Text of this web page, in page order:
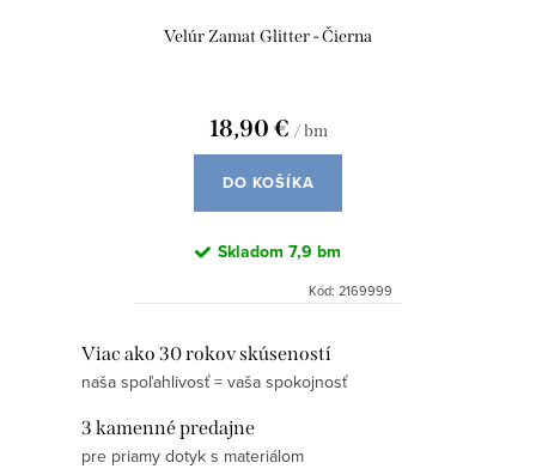
Velúr Zamat Glitter - Čierna
18,90 € / bm
DO KOŠÍKA
Skladom 7,9 bm
Kód: 2169999
Viac ako 30 rokov skúseností
naša spoľahlivosť = vaša spokojnosť
3 kamenné predajne
pre priamy dotyk s materiálom